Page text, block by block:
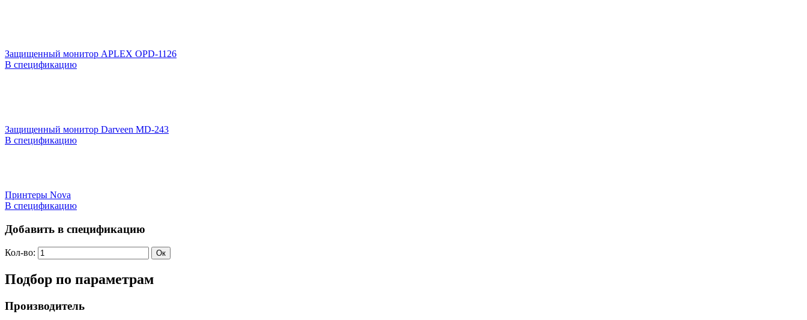
Защищенный монитор APLEX OPD-1126
В спецификацию
Защищенный монитор Darveen MD-243
В спецификацию
Принтеры Nova
В спецификацию
Добавить в спецификацию
Кол-во:
Подбор по параметрам
Производитель